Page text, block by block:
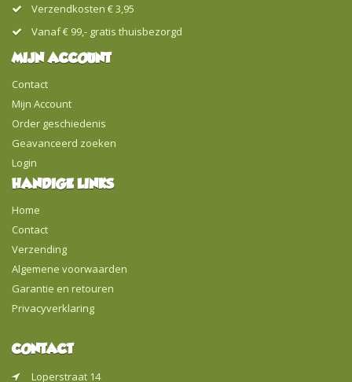
Verzendkosten € 3,95
Vanaf € 99,- gratis thuisbezorgd
MIJN ACCOUNT
Contact
Mijn Account
Order geschiedenis
Geavanceerd zoeken
Login
HANDIGE LINKS
Home
Contact
Verzending
Algemene voorwaarden
Garantie en retouren
Privacyverklaring
CONTACT
Loperstraat 14